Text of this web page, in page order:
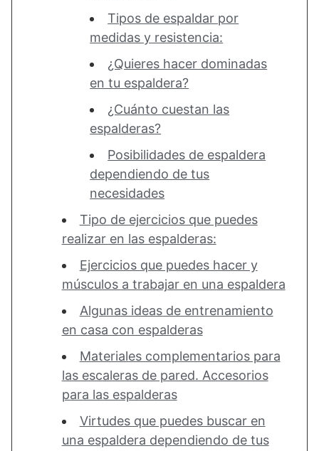
Tipos de espaldar por
medidas y resistencia:
¿Quieres hacer dominadas
en tu espaldera?
¿Cuánto cuestan las
espalderas?
Posibilidades de espaldera
dependiendo de tus
necesidades
Tipo de ejercicios que puedes
realizar en las espalderas:
Ejercicios que puedes hacer y
músculos a trabajar en una espaldera
Algunas ideas de entrenamiento
en casa con espalderas
Materiales complementarios para
las escaleras de pared. Accesorios
para las espalderas
Virtudes que puedes buscar en
una espaldera dependiendo de tus